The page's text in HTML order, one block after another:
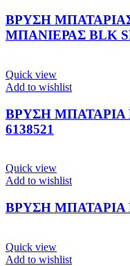
ΒΡΥΣΗ
ΜΠΑΝΙΕΡΑΣ BLK
Quick view
Add to wishlist
ΒΡΥΣΗ ΜΠΑΤΑΡΙΑ
6138521
Quick view
Add to wishlist
ΒΡΥΣΗ ΜΠΑΤΑΡΙΑ
Quick view
Add to wishlist